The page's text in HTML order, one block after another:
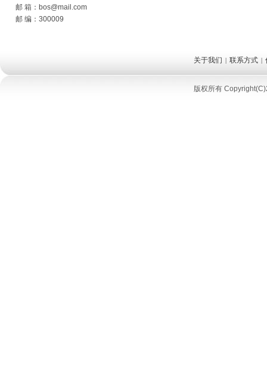
邮 箱：bos@mail.com
邮 编：300009
关于我们 | 联系方式 |
版权所有